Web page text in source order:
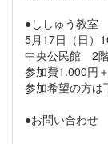
●ししゅう教室
5月17日（日）
中央公民館 2
参加費1.000円
参加希望の方は
●お問い合わせ